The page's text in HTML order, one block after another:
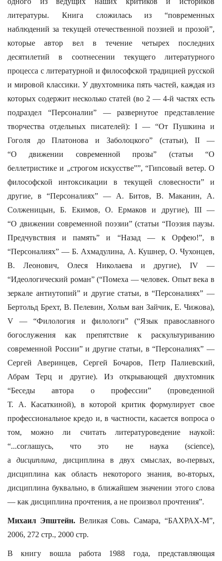
литературы. Книга сложилась из “повременных
наблюдений за текущей отечественной поэзией и прозой”,
которые автор вел в течение четырех последних
десятилетий в соотнесении текущего литературного
процесса с литературной и философской традицией русской
и мировой классики. У двухтомника пять частей, каждая из
которых содержит несколько статей (во 2 — 4-й частях есть
подраздел “Персоналии” — развернутое представление
творчества отдельных писателей): I — “От Пушкина и
Гоголя до Платонова и Заболоцкого” (статьи), II —
“О движении современной прозы” (статьи “О
беллетристике и „строгом искусстве””, “Гипсовый ветер. О
философской интоксикации в текущей словесности” и
другие, в “Персоналиях” — А. Битов, В. Маканин, А.
Солженицын, Б. Екимов, О. Ермаков и другие), III —
“О движении современной поэзии” (статьи “Поэзия паузы.
Предчувствия и память” и “Назад — к Орфею!”, в
“Персоналиях” — Б. Ахмадулина, А. Кушнер, О. Чухонцев,
В. Леонович, Олеся Николаева и другие), IV —
“Идеологический роман” (“Помеха — человек. Опыт века в
зеркале антиутопий” и другие статьи, в “Персоналиях” —
Бертольд Брехт, В. Пелевин, Хольм ван Зайчик, Е. Чижова),
V — “Филология и филологи” (“Язык православного
богослужения как препятствие к раскультуриванию
современной России” и другие статьи, в “Персоналиях” —
Сергей Аверинцев, Сергей Бочаров, Петр Палиевский,
Абрам Терц и другие). Из открывающей двухтомник
“Беседы автора о профессии” (проведенной
Т. А. Касаткиной), в которой критик формулирует свое
профессиональное кредо и, в частности, касается вопроса о
том, можно ли считать литературоведение наукой:
“...соглашусь, что это не наука (science),
адисциплина, дисциплина в двух смыслах, во-первых,
дисциплина как область некоторого знания, во-вторых,
дисциплина буквально, в ближайшем значении этого слова
— как дисциплина прочтения, а не произвол прочтения”.
Михаил Эпштейн.Великая Совь. Самара, “БАХРАХ-М”,
2006, 272 стр., 2000 стр.
В книгу вошла работа 1988 года, представляющая